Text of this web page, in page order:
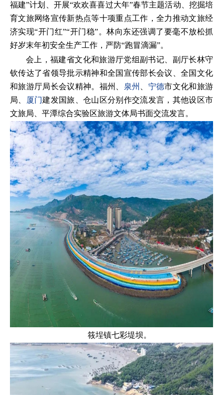
福建”计划、开展“欢欢喜喜过大年”春节主题活动、挖掘培
育文旅网络宣传新热点等十项重点工作，全力推动文旅经
济实现“开门红”“开门稳”。林向东还强调了要毫不放松抓
好岁末年初安全生产工作，严防“跑冒滴漏”。
会上，福建省文化和旅游厅党组副书记、副厅长林守
钦传达了省领导批示精神和全国宣传部长会议、全国文化
和旅游厅局长会议精神。福州、 泉州 宁德市文化和旅游
局、
厦门建发国旅、仓山区分别作交流发言，其他设区市
文旅局、平潭综合实验区旅游文体局书面交流发言。
筱埕镇七彩堤坝。